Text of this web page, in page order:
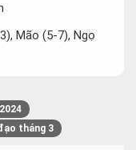
Mão (5-7), Ngọ
tháng 3